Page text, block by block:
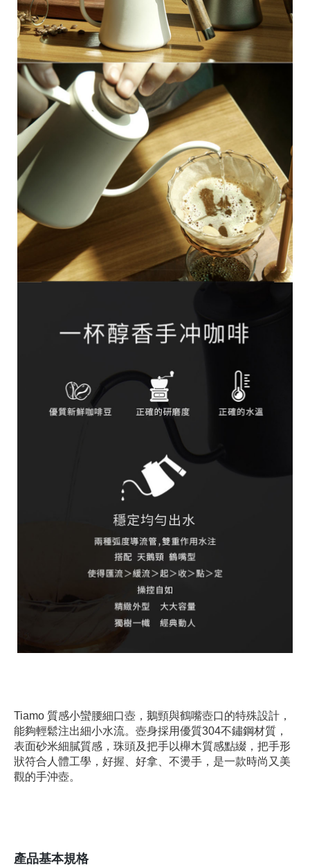
Tiamo 質感小蠻腰細口壺，鵝頸與鶴嘴壺口的特殊設計，
能夠輕鬆注出細小水流。壺身採用優質304不鏽鋼材質，
表面砂米細膩質感，珠頭及把手以櫸木質感點綴，把手形
狀符合人體工學，好握、好拿、不燙手，是一款時尚又美
觀的手沖壺。
產品基本規格